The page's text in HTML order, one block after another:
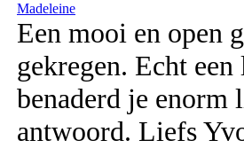
Madeleine
Een mooi en open
gekregen. Echt
benaderd je
antwoord. Liefs